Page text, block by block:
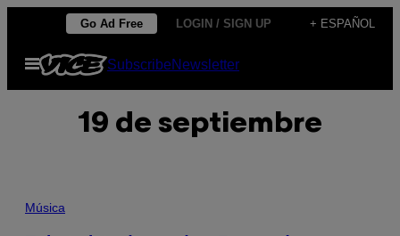
contenido
Go Ad Free LOGIN / SIGN UP + ESPAÑOL
Abrir
Menú
SubscribeNewsletter
19 de septiembre
Música